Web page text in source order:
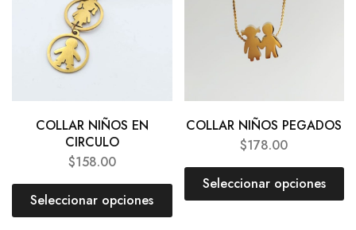
COLLAR NIÑOS EN
CIRCULO
$158.00
Seleccionar opciones
COLLAR NIÑOS PEGADOS
$178.00
Seleccionar opciones